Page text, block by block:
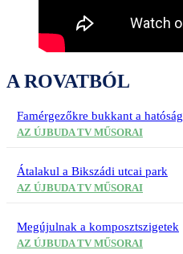
A ROVATBÓL
Famérgezőkre bukkant a hatóság
AZ ÚJBUDA TV MŰSORAI
Átalakul a Bikszádi utcai park
AZ ÚJBUDA TV MŰSORAI
Megújulnak a komposztszigetek
AZ ÚJBUDA TV MŰSORAI